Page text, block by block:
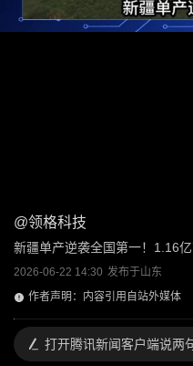
@领格科技
新疆单产逆袭全国第一！1.16
2026-06-22 14:30 发布于山东
作者声明：内容引用自站外媒体
打开腾讯新闻客户端说两